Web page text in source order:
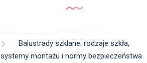
Balustrady szklane: rodzaje szkła,
systemy montażu i normy bezpieczeństwa